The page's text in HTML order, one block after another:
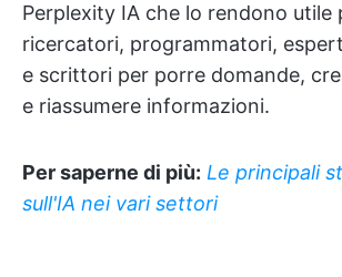
Perplexity IA che lo rendono utile
ricercatori, programmatori,
e scrittori per porre domande,
e riassumere informazioni.
Per saperne di più: Le principali
sull'IA nei vari settori